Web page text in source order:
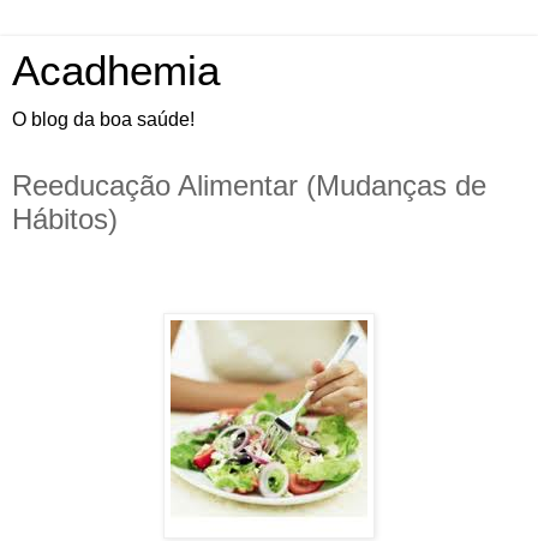
Acadhemia
O blog da boa saúde!
Reeducação Alimentar (Mudanças de
Hábitos)